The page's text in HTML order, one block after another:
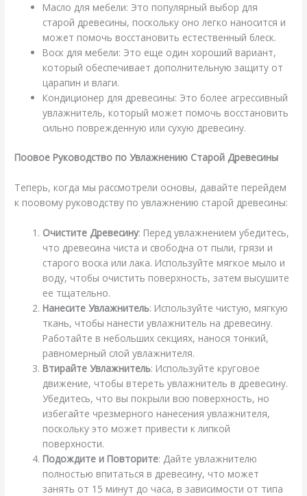
Масло для мебели: Это популярный выбор для
старой древесины, поскольку оно легко наносится и
может помочь восстановить естественный блеск.
Воск для мебели: Это еще один хороший вариант,
который обеспечивает дополнительную защиту от
царапин и влаги.
Кондиционер для древесины: Это более агрессивный
увлажнитель, который может помочь восстановить
сильно поврежденную или сухую древесину.
Поовое Руководство по Увлажнению Старой Древесины
Теперь, когда мы рассмотрели основы, давайте перейдем
к поовому руководству по увлажнению старой древесины:
Очистите Древесину: Перед увлажнением убедитесь,
что древесина чиста и свободна от пыли, грязи и
старого воска или лака. Используйте мягкое мыло и
воду, чтобы очистить поверхность, затем высушите
ее тщательно.
Нанесите Увлажнитель: Используйте чистую, мягкую
ткань, чтобы нанести увлажнитель на древесину.
Работайте в небольших секциях, нанося тонкий,
равномерный слой увлажнителя.
Втирайте Увлажнитель: Используйте круговое
движение, чтобы втереть увлажнитель в древесину.
Убедитесь, что вы покрыли всю поверхность, но
избегайте чрезмерного нанесения увлажнителя,
поскольку это может привести к липкой
поверхности.
Подождите и Повторите: Дайте увлажнителю
полностью впитаться в древесину, что может
занять от 15 минут до часа, в зависимости от типа